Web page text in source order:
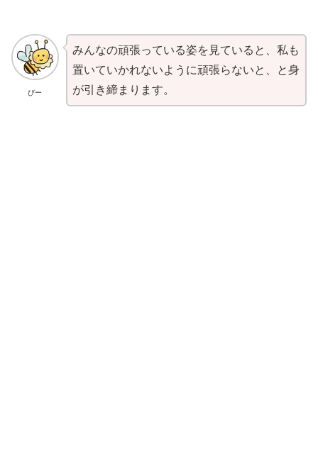
びー
みんなの頑張っている姿を見ていると、私も
置いていかれないように頑張らないと、と身
が引き締まります。